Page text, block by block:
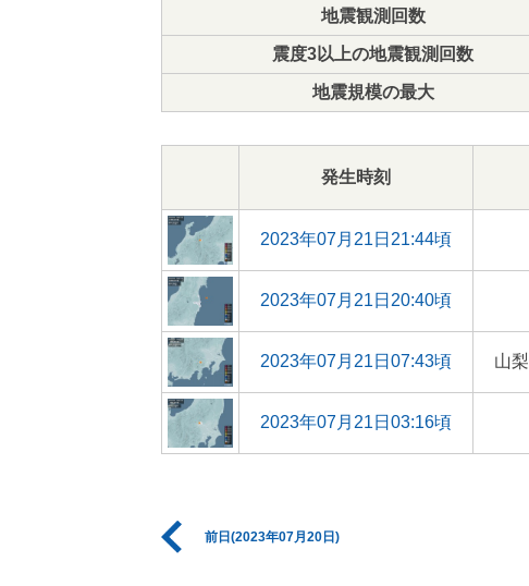
地震観測回数
震度3以上の地震観測回数
地震規模の最大
発生時刻
2023年07月21日21:44頃
2023年07月21日20:40頃
2023年07月21日07:43頃 山
2023年07月21日03:16頃
前日(2023年07月20日)